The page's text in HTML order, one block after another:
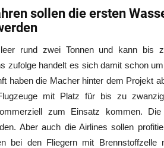
sollen die ersten
rund zwei Tonnen und kann bis
zufolge handelt es sich damit schon
haben die Macher hinter dem Projekt
mit Platz für bis zu
zum Einsatz kommen.
Aber auch die Airlines sollen
bei den Fliegern mit